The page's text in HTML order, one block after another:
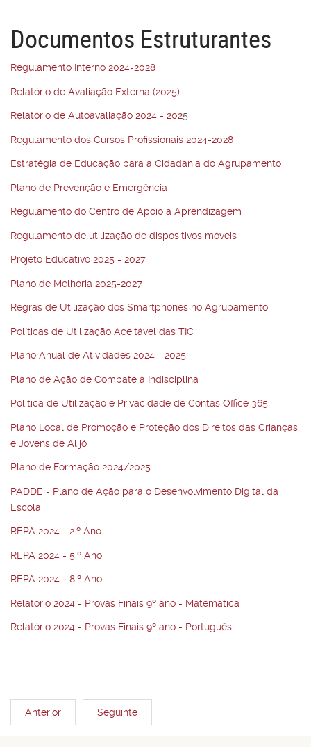
Documentos Estruturantes
Regulamento Interno 2024-2028
Relatório de Avaliação Externa (2025)
Relatório de Autoavaliação 2024 - 2025
Regulamento dos Cursos Profissionais 2024-2028
Estratégia de Educação para a Cidadania do Agrupamento
Plano de Prevenção e Emergência
Regulamento do Centro de Apoio à Aprendizagem
Regulamento de utilização de dispositivos móveis
Projeto Educativo 2025 - 2027
Plano de Melhoria 2025-2027
Regras de Utilização dos Smartphones no Agrupamento
Políticas de Utilização Aceitável das TIC
Plano Anual de Atividades 2024 - 2025
Plano de Ação de Combate à Indisciplina
Política de Utilização e Privacidade de Contas Office 365
Plano Local de Promoção e Proteção dos Direitos das Crianças
e Jovens de Alijó
Plano de Formação 2024/2025
PADDE - Plano de Ação para o Desenvolvimento Digital da
Escola
REPA 2024 - 2.º Ano
REPA 2024 - 5.º Ano
REPA 2024 - 8.º Ano
Relatório 2024 - Provas Finais 9º ano - Matemática
Relatório 2024 - Provas Finais 9º ano - Português
Anterior Seguinte